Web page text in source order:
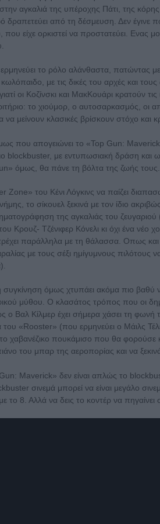
αγκαλιά της υπέροχης Πάτι, της
δραπετεύει από τη δέσμευση. Δεν έγινε
που είχε ορκιστεί να προστατεύει. Ενας
το ρόλο αλάνθαστα, πατώντας
με τις δικές του αρχές και τους
οι Κοζίνσκι και ΜακΚουάρι κρατούν
το χιούμορ, ο αυτοσαρκασμός, οι
να μείνουν κλασικές βρίσκουν στόχο και
που απογειώνει το «Top Gun:
blockbuster, με εντυπωσιακή δράση και
όμως, θα πάνε τη βόλτα της ζωής τους.
Zone» του Κένι Λόγκινς να παίζει
το σίκουελ ξεκινά με τον ίδιο
της αγκαλιάς του
Κρουζ- Τζένιφερ Κόνελι κι όχι ένα νέο
παράλληλα με τη θάλασσα. Οπως και
με τους σέξι ημίγυμνους πιλότους
συγκίνηση όμως χτυπάει ακόμα πιο βαθύ
μύθου. Ο κλασάτος τρόπος που οι
ο Βαλ Κίλμερ έχει σήμερα χάσει τη
του «Rooster» (που ερμηνεύει ο Μάιλς
το χαβανέζικο πουκάμισο που θα
του μπαρ της αεροπορίας και να
Maverick» δεν είναι απλώς το
σινεμά μπορεί να είναι μεγάλο
με το 8. Αλλά να δεις το κοντέρ να